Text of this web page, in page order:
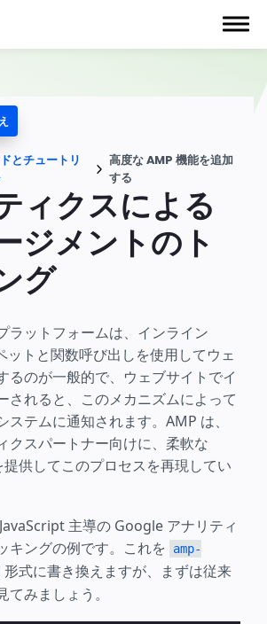
とチュートリ
高度な AMP 機能を追加
する
ィクスによる
ジメントのト
グ
ラットフォームは、インライン
ットと関数呼び出しを使用してウェ
るのが一般的で、ウェブサイトでイ
されると、このメカニズムによって
ステムに通知されます。AMP は、
クスパートナー向けに、柔軟な
提供してこのプロセスを再現してい
主導の Google アナリティ
キングの例です。これを
amp-
形式に書き換えますが、まずは従来
みましょう。